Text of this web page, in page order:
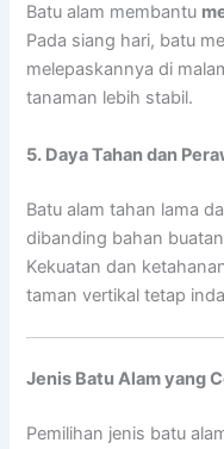
Batu alam membantu
Pada siang hari, batu
melepaskannya di
tanaman lebih stabil.
5. Daya Tahan dan
Batu alam tahan lama
dibanding bahan
Kekuatan dan
taman vertikal tetap
Jenis Batu Alam yang
Pemilihan jenis batu